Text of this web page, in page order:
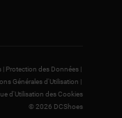
| Protection des Données |
Générales d'Utilisation |
d'Utilisation des Cookies
© 2026 DCShoes